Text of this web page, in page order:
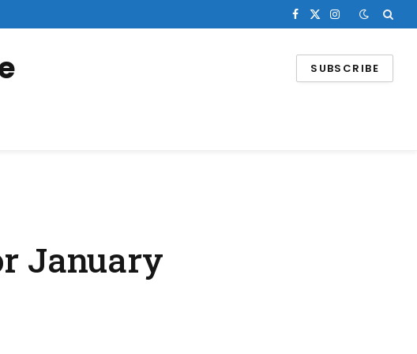
Facebook
X
Instagram
SUBSCRIBE
January